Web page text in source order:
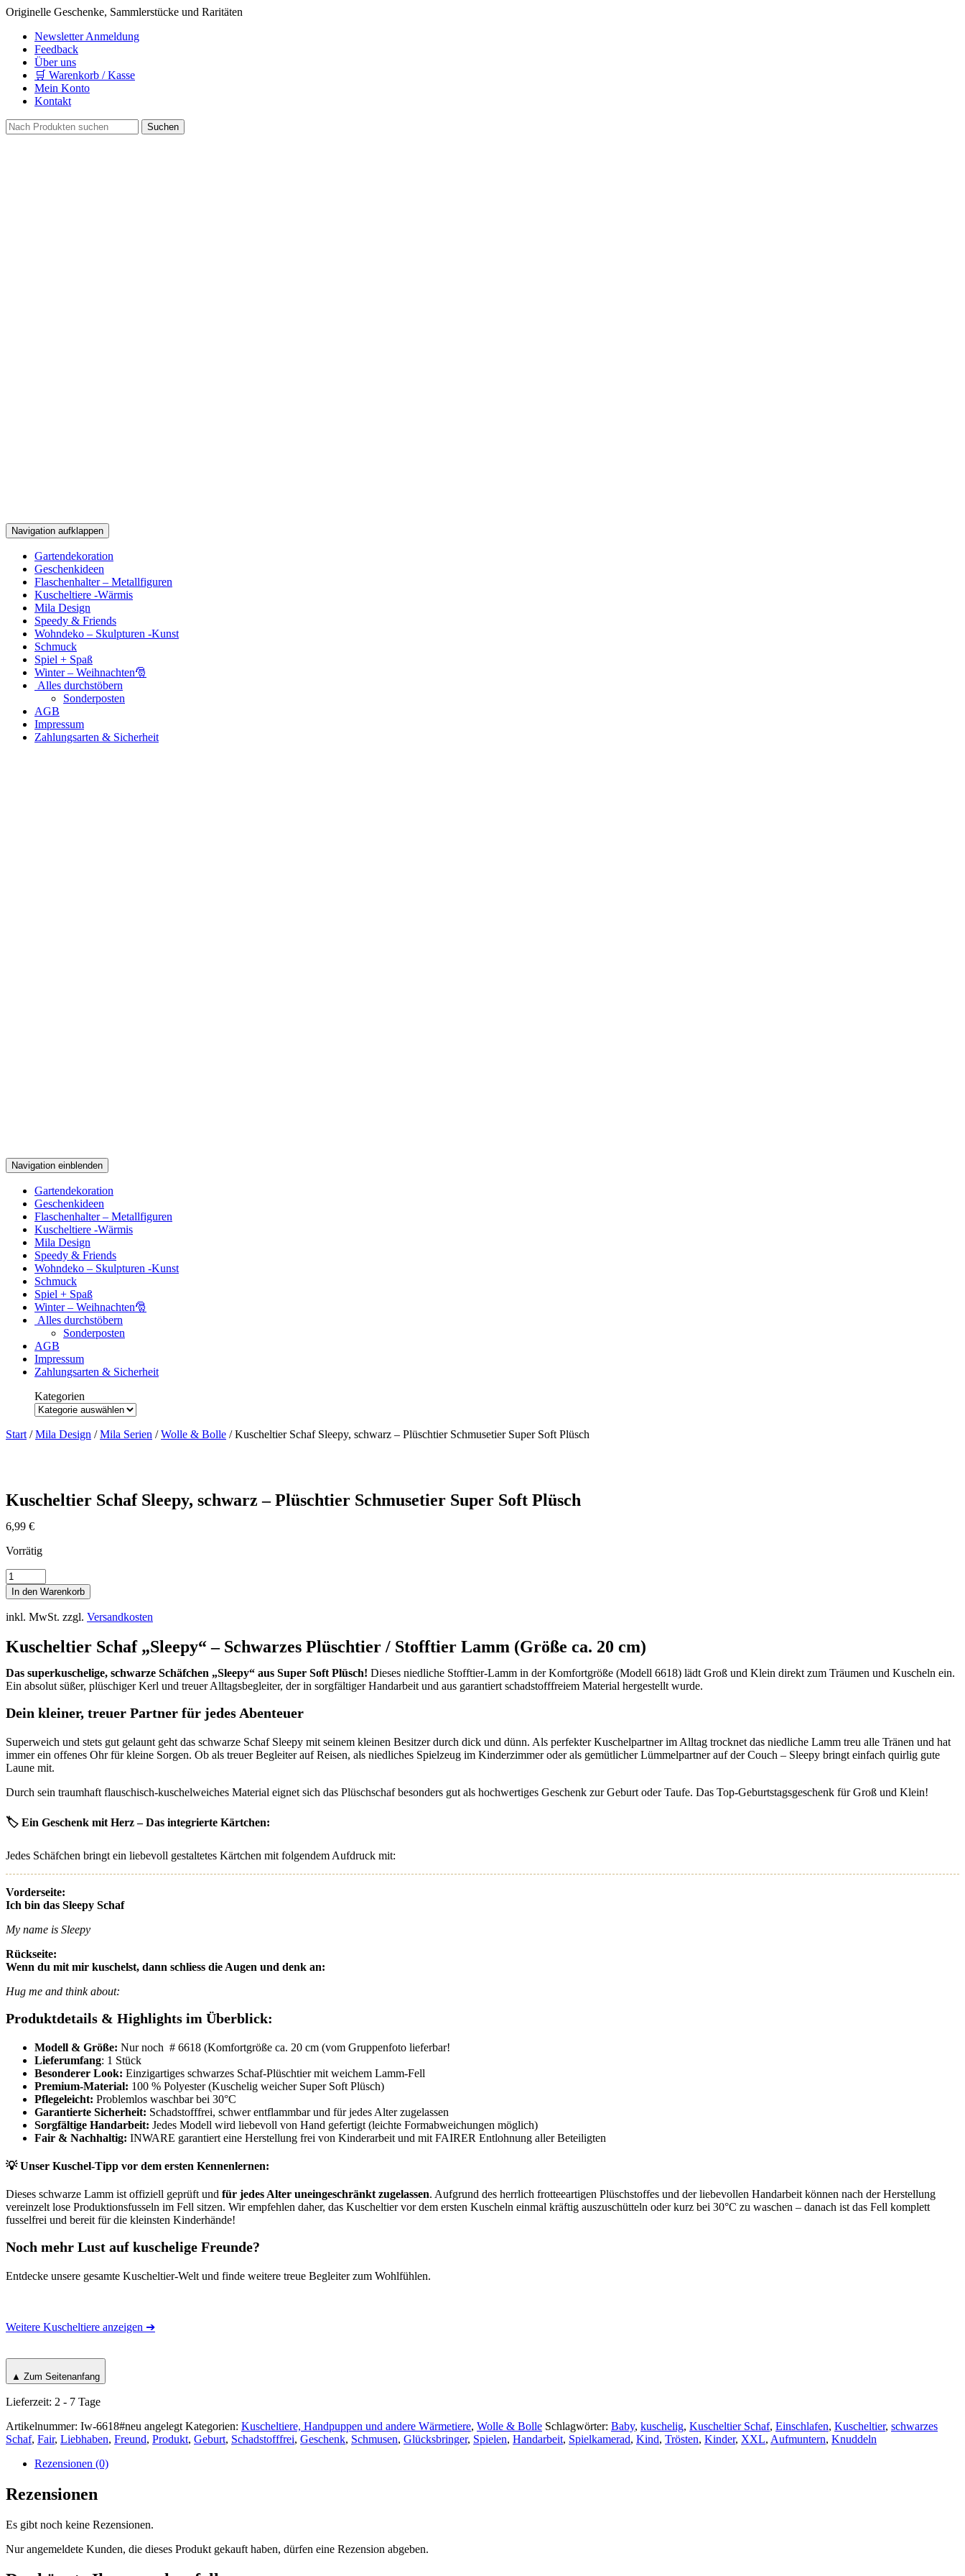
Originelle Geschenke, Sammlerstücke und Raritäten
Newsletter Anmeldung
Feedback
Über uns
🛒 Warenkorb / Kasse
Mein Konto
Kontakt
Navigation aufklappen
Zum
Inhalt
Gartendekoration
Geschenkideen
Flaschenhalter – Metallfiguren
Kuscheltiere -Wärmis
Mila Design
Speedy & Friends
Wohndeko – Skulpturen -Kunst
Schmuck
Spiel + Spaß
Winter – Weihnachten🎅
Alles durchstöbern
Sonderposten
AGB
Impressum
Zahlungsarten & Sicherheit
Navigation einblenden
Gartendekoration
Geschenkideen
Flaschenhalter – Metallfiguren
Kuscheltiere -Wärmis
Mila Design
Speedy & Friends
Wohndeko – Skulpturen -Kunst
Schmuck
Spiel + Spaß
Winter – Weihnachten🎅
Alles durchstöbern
Sonderposten
AGB
Impressum
Zahlungsarten & Sicherheit
Kategorien
Kategorien
Start /Mila Design /Mila Serien /Wolle & Bolle / Kuscheltier Schaf Sleepy, schwarz – Plüschtier Schmusetier Super Soft Plüsch
Kuscheltier Schaf Sleepy, schwarz – Plüschtier Schmusetier Super Soft Plüsch
6,99 €
Vorrätig
Kuscheltier
Schaf
Sleepy,
schwarz
Plüschtier
Schmusetier
Soft
Plüsch
In den Warenkorb
inkl. MwSt. zzgl. Versandkosten
Kuscheltier Schaf „Sleepy“ – Schwarzes Plüschtier / Stofftier Lamm (Größe ca. 20 cm)
Das superkuschelige, schwarze Schäfchen „Sleepy“ aus Super Soft Plüsch! Dieses niedliche Stofftier-Lamm in der Komfortgröße (Modell 6618) lädt Groß und Klein direkt zum Träumen und Kuscheln ein.
Ein absolut süßer, plüschiger Kerl und treuer Alltagsbegleiter, der in sorgfältiger Handarbeit und aus garantiert schadstofffreiem Material hergestellt wurde.
Dein kleiner, treuer Partner für jedes Abenteuer
Superweich und stets gut gelaunt geht das schwarze Schaf Sleepy mit seinem kleinen Besitzer durch dick und dünn. Als perfekter Kuschelpartner im Alltag trocknet das niedliche Lamm treu alle Tränen und hat
immer ein offenes Ohr für kleine Sorgen. Ob als treuer Begleiter auf Reisen, als niedliches Spielzeug im Kinderzimmer oder als gemütlicher Lümmelpartner auf der Couch – Sleepy bringt einfach quirlig gute
Laune mit.
Durch sein traumhaft flauschisch-kuschelweiches Material eignet sich das Plüschschaf besonders gut als hochwertiges Geschenk zur Geburt oder Taufe. Das Top-Geburtstagsgeschenk für Groß und Klein!
🏷️ Ein Geschenk mit Herz – Das integrierte Kärtchen:
Jedes Schäfchen bringt ein liebevoll gestaltetes Kärtchen mit folgendem Aufdruck mit:
Vorderseite:
Ich bin das Sleepy Schaf
My name is Sleepy
Rückseite:
Wenn du mit mir kuschelst, dann schliess die Augen und denk an:
Hug me and think about:
Produktdetails & Highlights im Überblick:
Modell & Größe: Nur noch # 6618 (Komfortgröße ca. 20 cm (vom Gruppenfoto lieferbar!
Lieferumfang: 1 Stück
Besonderer Look: Einzigartiges schwarzes Schaf-Plüschtier mit weichem Lamm-Fell
Premium-Material: 100 % Polyester (Kuschelig weicher Super Soft Plüsch)
Pflegeleicht: Problemlos waschbar bei 30°C
Garantierte Sicherheit: Schadstofffrei, schwer entflammbar und für jedes Alter zugelassen
Sorgfältige Handarbeit: Jedes Modell wird liebevoll von Hand gefertigt (leichte Formabweichungen möglich)
Fair & Nachhaltig: INWARE garantiert eine Herstellung frei von Kinderarbeit und mit FAIRER Entlohnung aller Beteiligten
💡 Unser Kuschel-Tipp vor dem ersten Kennenlernen:
Dieses schwarze Lamm ist offiziell geprüft und für jedes Alter uneingeschränkt zugelassen. Aufgrund des herrlich frotteeartigen Plüschstoffes und der liebevollen Handarbeit können nach der Herstellung
vereinzelt lose Produktionsfusseln im Fell sitzen. Wir empfehlen daher, das Kuscheltier vor dem ersten Kuscheln einmal kräftig auszuschütteln oder kurz bei 30°C zu waschen – danach ist das Fell komplett
fusselfrei und bereit für die kleinsten Kinderhände!
Noch mehr Lust auf kuschelige Freunde?
Entdecke unsere gesamte Kuscheltier-Welt und finde weitere treue Begleiter zum Wohlfühlen.
Weitere Kuscheltiere anzeigen ➔
▲ Zum Seitenanfang
Lieferzeit: 2 - 7 Tage
Artikelnummer: Iw-6618#neu angelegt Kategorien: Kuscheltiere, Handpuppen und andere Wärmetiere, Wolle & Bolle Schlagwörter: Baby, kuschelig, Kuscheltier Schaf, Einschlafen, Kuscheltier, schwarzes
Schaf, Fair, Liebhaben, Freund, Produkt, Geburt, Schadstofffrei, Geschenk, Schmusen, Glücksbringer, Spielen, Handarbeit, Spielkamerad, Kind, Trösten, Kinder, XXL, Aufmuntern, Knuddeln
Rezensionen (0)
Rezensionen
Es gibt noch keine Rezensionen.
Nur angemeldete Kunden, die dieses Produkt gekauft haben, dürfen eine Rezension abgeben.